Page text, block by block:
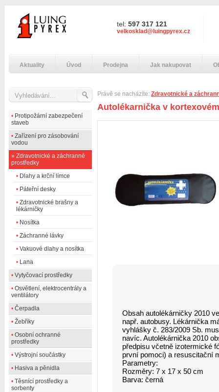
tel: 597 317 121
velkosklad@luingpyrex.cz
Aktuality Úvod Prodejna Jak nakupovat
• Protipožární zabezpečení
staveb
• Zařízení pro zásobování
vodou
» Zdravotnické a záchranné
prostředky
• Dlahy a krční límce
• Páteřní desky
• Zdravotnické brašny a
lékárničky
• Nosítka
• Záchranné lávky
• Vakuové dlahy a nosítka
• Lana
• Vytyčovací prostředky
• Osvětlení, elektrocentrály a
ventilátory
• Čerpadla
• Žebříky
• Osobní ochranné
prostředky
• Výstrojní součástky
• Hasiva a pěnidla
• Těsnící prostředky a
sorbenty
Právě se nacházíte: Zdravotnické a
Autolékarnička v
Obsah autolékárničky 2010
např. autobusy. Lékárnička
vyhlášky č. 283/2009 Sb.
navíc. Autolékárnička 2010
předpisu včetně izotermické
první pomoci) a resuscitační
Parametry:
Rozměry: 7 x 17 x 50 cm
Barva: černá